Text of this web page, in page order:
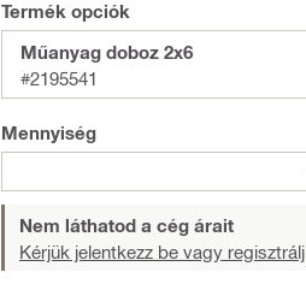
Termék opciók
Műanyag doboz 2x6
#2195541
Mennyiség
Nem láthatod a cég árait
Kérjük jelentkezz be vagy regisztrálj